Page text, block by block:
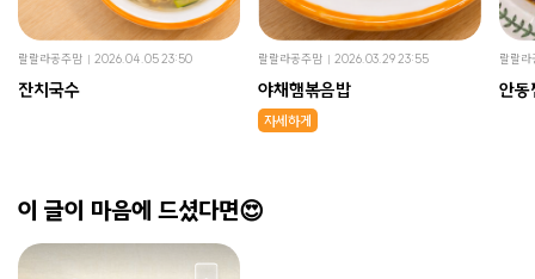
랄랄라공주맘 2026.04.05 23:50
잔치국수
랄랄라공주맘 2026.03.29 23:55
야채햄볶음밥
자세하게
랄랄라
안동
이 글이 마음에 드셨다면😍